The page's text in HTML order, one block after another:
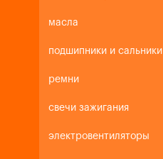
масла
подшипники и сальники
ремни
свечи зажигания
электровентиляторы